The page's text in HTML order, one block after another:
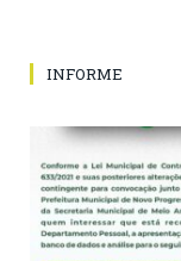
INFORME